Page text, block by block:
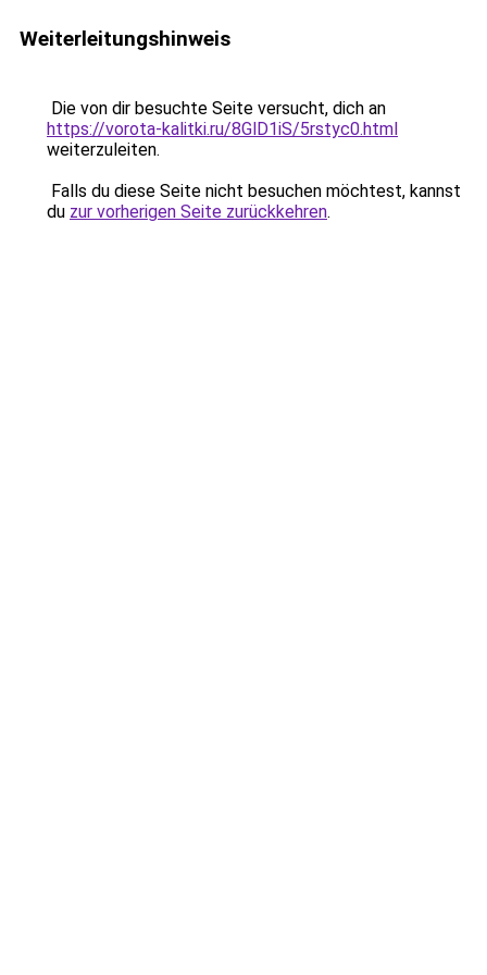
Weiterleitungshinweis
Die von dir besuchte Seite versucht, dich an
https://vorota-kalitki.ru/8GlD1iS/5rstyc0.html
weiterzuleiten.
Falls du diese Seite nicht besuchen möchtest, kannst
du zur vorherigen Seite zurückkehren.